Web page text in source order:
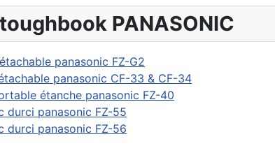
PANASONIC
panasonic FZ-G2
panasonic CF-33 & CF-34
étanche panasonic FZ-40
durci panasonic FZ-55
durci panasonic FZ-56